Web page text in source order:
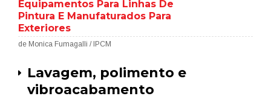
Equipamentos Para Linhas De
Pintura E Manufaturados Para
Exteriores
de Monica Fumagalli / IPCM
Lavagem, polimento e
vibroacabamento